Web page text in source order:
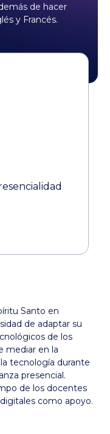
de hacer
y Francés.
Santo en
de adaptar su
de los
mediar en la
tecnología durante
presencial.
de los docentes
como apoyo.